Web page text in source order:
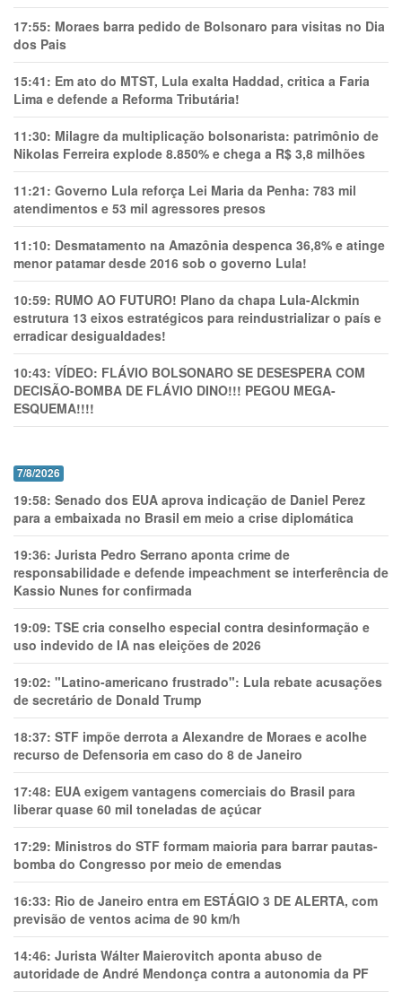
17:55: Moraes barra pedido de Bolsonaro para visitas no Dia
dos Pais
15:41: Em ato do MTST, Lula exalta Haddad, critica a Faria
Lima e defende a Reforma Tributária!
11:30: Milagre da multiplicação bolsonarista: patrimônio de
Nikolas Ferreira explode 8.850% e chega a R$ 3,8 milhões
11:21: Governo Lula reforça Lei Maria da Penha: 783 mil
atendimentos e 53 mil agressores presos
11:10: Desmatamento na Amazônia despenca 36,8% e atinge
menor patamar desde 2016 sob o governo Lula!
10:59: RUMO AO FUTURO! Plano da chapa Lula-Alckmin
estrutura 13 eixos estratégicos para reindustrializar o país e
erradicar desigualdades!
10:43: VÍDEO: FLÁVIO BOLSONARO SE DESESPERA COM
DECISÃO-BOMBA DE FLÁVIO DINO!!! PEGOU MEGA-
ESQUEMA!!!!
7/8/2026
19:58: Senado dos EUA aprova indicação de Daniel Perez
para a embaixada no Brasil em meio a crise diplomática
19:36: Jurista Pedro Serrano aponta crime de
responsabilidade e defende impeachment se interferência de
Kassio Nunes for confirmada
19:09: TSE cria conselho especial contra desinformação e
uso indevido de IA nas eleições de 2026
19:02: "Latino-americano frustrado": Lula rebate acusações
de secretário de Donald Trump
18:37: STF impõe derrota a Alexandre de Moraes e acolhe
recurso de Defensoria em caso do 8 de Janeiro
17:48: EUA exigem vantagens comerciais do Brasil para
liberar quase 60 mil toneladas de açúcar
17:29: Ministros do STF formam maioria para barrar pautas-
bomba do Congresso por meio de emendas
16:33: Rio de Janeiro entra em ESTÁGIO 3 DE ALERTA, com
previsão de ventos acima de 90 km/h
14:46: Jurista Wálter Maierovitch aponta abuso de
autoridade de André Mendonça contra a autonomia da PF